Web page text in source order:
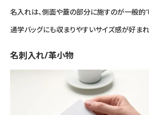
名入れは、側面や蓋の部分に施すのが一般的で
通学バッグにも収まりやすいサイズ感が好まれ
名刺入れ/革小物